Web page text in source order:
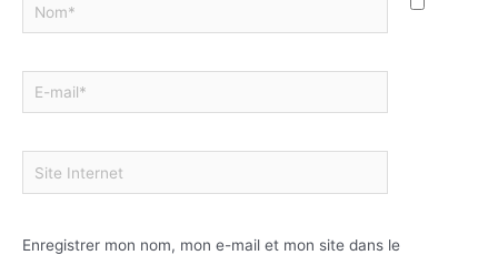
Enregistrer mon nom, mon e-mail et mon site dans le